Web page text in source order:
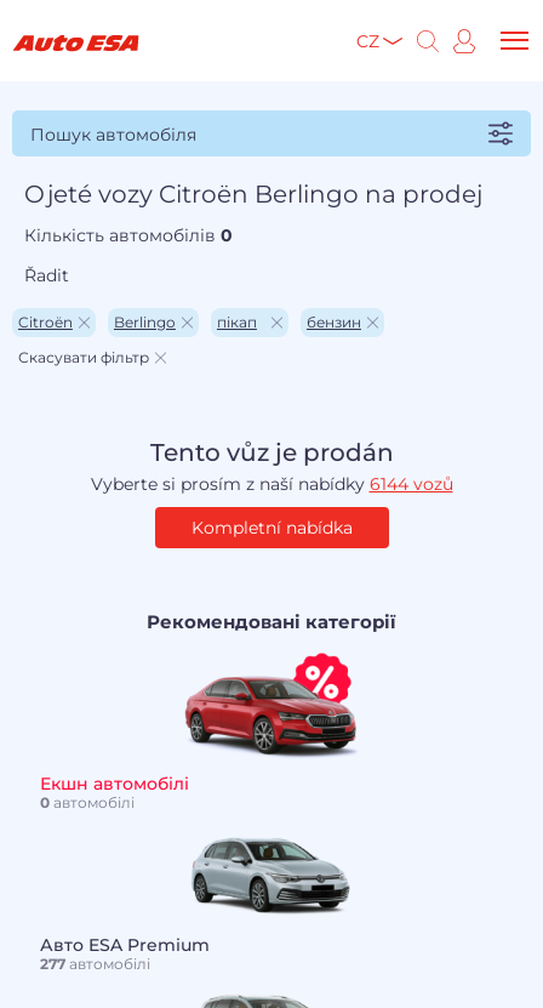
CZ
Пошук автомобіля
Ojeté vozy Citroën Berlingo na prodej
Кількість автомобілів0
Řadit
Citroën Berlingo пікап
бензин
Скасувати фільтр
Tento vůz je prodán
Vyberte si prosím z naší nabídky 6144 vozů
Kompletní nabídka
Рекомендовані категорії
Екшн автомобілі
0автомобілі
Авто ESA Premium
277автомобілі